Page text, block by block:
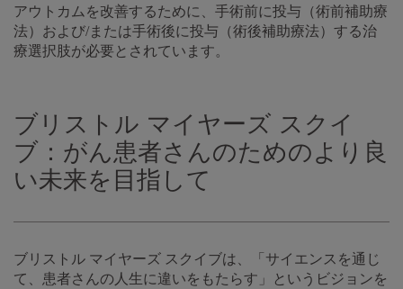
アウトカムを改善するために、手術前に投与（術前補助療
法）および/または手術後に投与（術後補助療法）する治
療選択肢が必要とされています。
ブリストル マイヤーズ スクイ
ブ：がん患者さんのためのより良
い未来を目指して
ブリストル マイヤーズ スクイブは、「サイエンスを通じ
て、患者さんの人生に違いをもたらす」というビジョンを